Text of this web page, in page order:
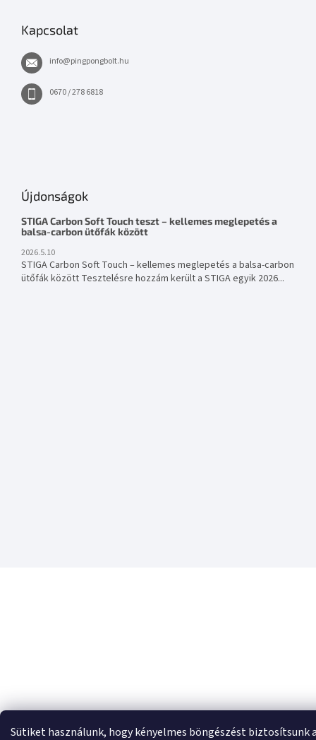
Sütiket használunk, hogy kényelmes böngészést biztosítsunk
Kapcsolat
info@pingpongbolt.hu
0670 / 278 6818
Újdonságok
STIGA Carbon Soft Touch teszt – kellemes meglepetés a
balsa-carbon ütőfák között
2026.5.10
STIGA Carbon Soft Touch – kellemes meglepetés a balsa-carbon
ütőfák között Tesztelésre hozzám került a STIGA egyik 2026...